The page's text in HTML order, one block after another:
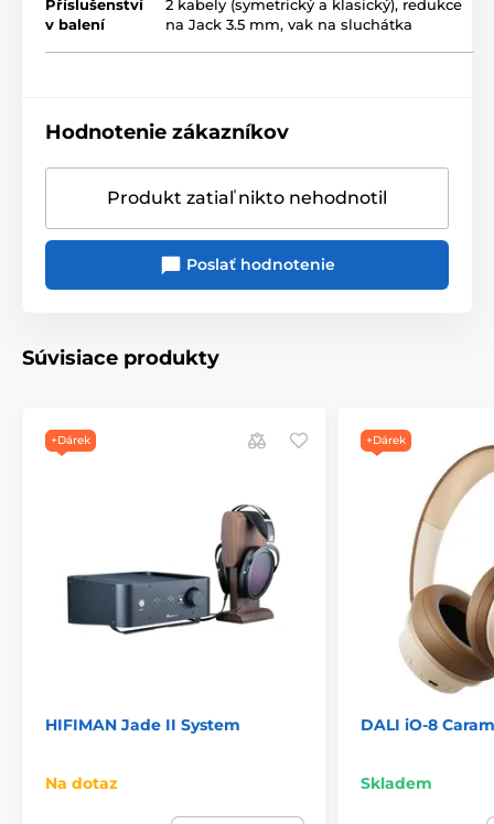
Vyzkoušeno! Doporučujeme...
Otevřená SHOWROOM
Příslušenství
v balení
2 kabely (symetrický a klasický), redukce
na Jack 3.5 mm, vak na sluchátka
Hodnotenie zákazníkov
Produkt zatiaľ nikto nehodnotil
Poslať hodnotenie
Súvisiace produkty
+Dárek
HIFIMAN Jade II System
Na dotaz
+Dárek
DALI iO-8
Skladem